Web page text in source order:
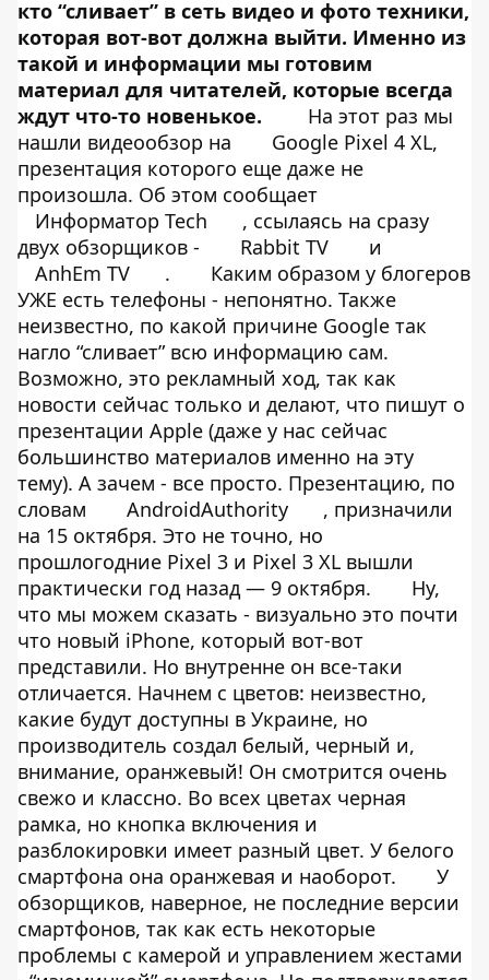
кто “сливает” в сеть видео и фото техники,
которая вот-вот должна выйти. Именно из
такой и информации мы готовим
материал для читателей, которые всегда
ждут что-то новенькое.
На этот раз мы
нашли видеообзор на
Google Pixel 4 XL,
презентация которого еще даже не
произошла. Об этом сообщает
Информатор Tech
, ссылаясь на сразу
двух обзорщиков -
Rabbit TV
и
AnhEm TV
.
Каким образом у блогеров
УЖЕ есть телефоны - непонятно. Также
неизвестно, по какой причине Google так
нагло “сливает” всю информацию сам.
Возможно, это рекламный ход, так как
новости сейчас только и делают, что пишут о
презентации Apple (даже у нас сейчас
большинство материалов именно на эту
тему). А зачем - все просто. Презентацию, по
словам
АndroidАuthority
, призначили
на 15 октября. Это не точно, но
прошлогодние Pixel 3 и Pixel 3 XL вышли
практически год назад — 9 октября.
Ну,
что мы можем сказать - визуально это почти
что новый iPhone, который вот-вот
представили. Но внутренне он все-таки
отличается. Начнем с цветов: неизвестно,
какие будут доступны в Украине, но
производитель создал белый, черный и,
внимание, оранжевый! Он смотрится очень
свежо и классно. Во всех цветах черная
рамка, но кнопка включения и
разблокировки имеет разный цвет. У белого
смартфона она оранжевая и наоборот.
У
обзорщиков, наверное, не последние версии
смартфонов, так как есть некоторые
проблемы с камерой и управлением жестами